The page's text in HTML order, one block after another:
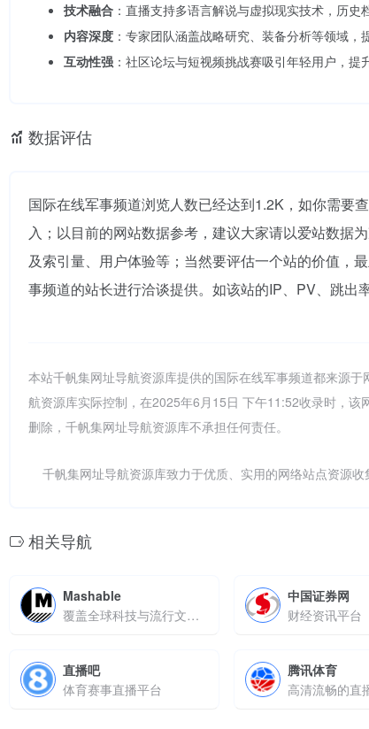
技术融合 ：直播支持多语言解说与虚拟现实技术，历史
内容深度 ：专家团队涵盖战略研究、装备分析等领域，
互动性强 ：社区论坛与短视频挑战赛吸引年轻用户，提
数据评估
国际在线军事频道浏览人数已经达到1.2K，如你需要
入；以目前的网站数据参考，建议大家请以爱站数据
及索引量、用户体验等；当然要评估一个站的价值，
事频道的站长进行洽谈提供。如该站的IP、PV、跳出
本站千帆集网址导航资源库提供的国际在线军事频道都来源
航资源库实际控制，在2025年6月15日 下午11:52收录时，
删除，千帆集网址导航资源库不承担任何责任。
千帆集网址导航资源库致力于优质、实用的网络站点资源收
相关导航
Mashable
覆盖全球科技与流行文化的数字媒体平台
中国证券网
财经资讯平台
直播吧
体育赛事直播平台
腾讯体育